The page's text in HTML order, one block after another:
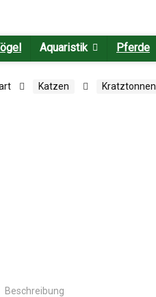
Aquaristik Pferde
Katzen Kratztonnen
Beschreibung